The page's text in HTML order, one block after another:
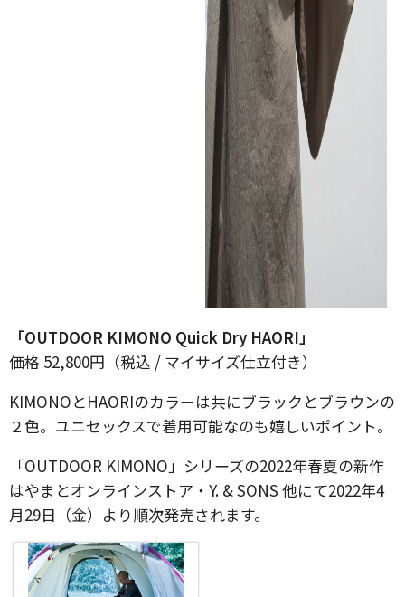
「OUTDOOR KIMONO Quick Dry HAORI」
価格 52,800円（税込 / マイサイズ仕立付き）
KIMONOとHAORIのカラーは共にブラックとブラウンの
２色。ユニセックスで着用可能なのも嬉しいポイント。
「OUTDOOR KIMONO」シリーズの2022年春夏の新作
はやまとオンラインストア・Y. & SONS 他にて2022年4
月29日（金）より順次発売されます。